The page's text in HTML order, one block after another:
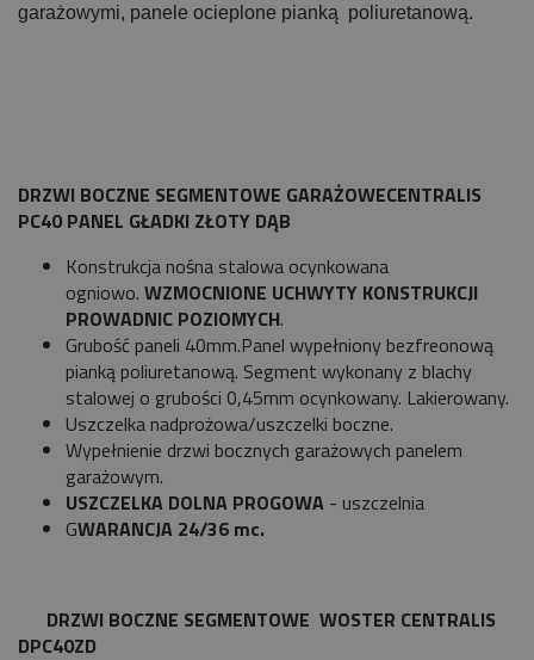
garażowymi, panele ocieplone pianką poliuretanową.
DRZWI BOCZNE SEGMENTOWE GARAŻOWECENTRALIS
PC40 PANEL GŁADKI ZŁOTY DĄB
Konstrukcja nośna stalowa ocynkowana
ogniowo. WZMOCNIONE UCHWYTY KONSTRUKCJI
PROWADNIC POZIOMYCH.
Grubość paneli 40mm.Panel wypełniony bezfreonową
pianką poliuretanową. Segment wykonany z blachy
stalowej o grubości 0,45mm ocynkowany. Lakierowany.
Uszczelka nadprożowa/uszczelki boczne.
Wypełnienie drzwi bocznych garażowych panelem
garażowym.
USZCZELKA DOLNA PROGOWA - uszczelnia
GWARANCJA 24/36 mc.
DRZWI BOCZNE SEGMENTOWE WOSTER CENTRALIS
DPC40ZD